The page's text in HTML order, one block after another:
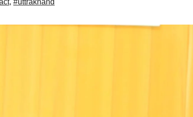
, #uttrakhand